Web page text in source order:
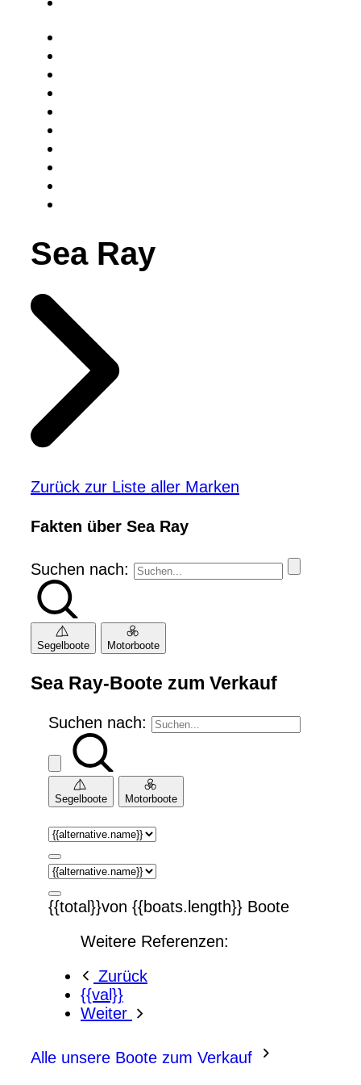
Sea Ray
Zurück zur Liste aller Marken
Fakten über Sea Ray
Suchen nach:
Segelboote Motorboote
Sea Ray-Boote zum Verkauf
Suchen nach:
Segelboote Motorboote
{{total}}von {{boats.length}} Boote
Weitere Referenzen:
Zurück
{{val}}
Weiter
Alle unsere Boote zum Verkauf